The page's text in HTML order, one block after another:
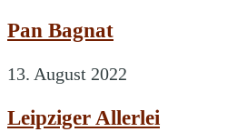
Pan Bagnat
13. August 2022
Leipziger Allerlei